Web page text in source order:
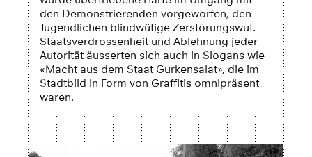
den Demonstrierenden vorgeworfen, den
Jugendlichen blindwütige Zerstörungswut.
Staatsverdrossenheit und Ablehnung jeder
Autorität äusserten sich auch in Slogans wie
«Macht aus dem Staat Gurkensalat», die im
Stadtbild in Form von Graffitis omnipräsent
waren.